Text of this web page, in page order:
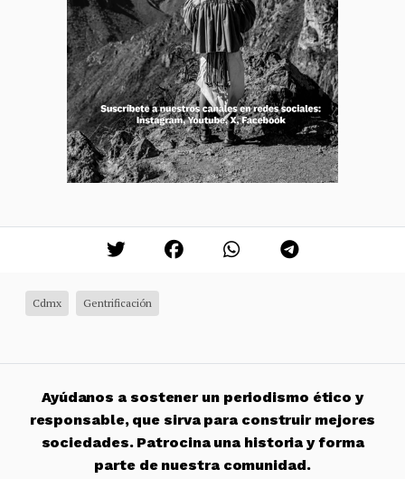
Cdmx Gentrificación
Ayúdanos a sostener un periodismo ético y
responsable, que sirva para construir mejores
sociedades. Patrocina una historia y forma
parte de nuestra comunidad.